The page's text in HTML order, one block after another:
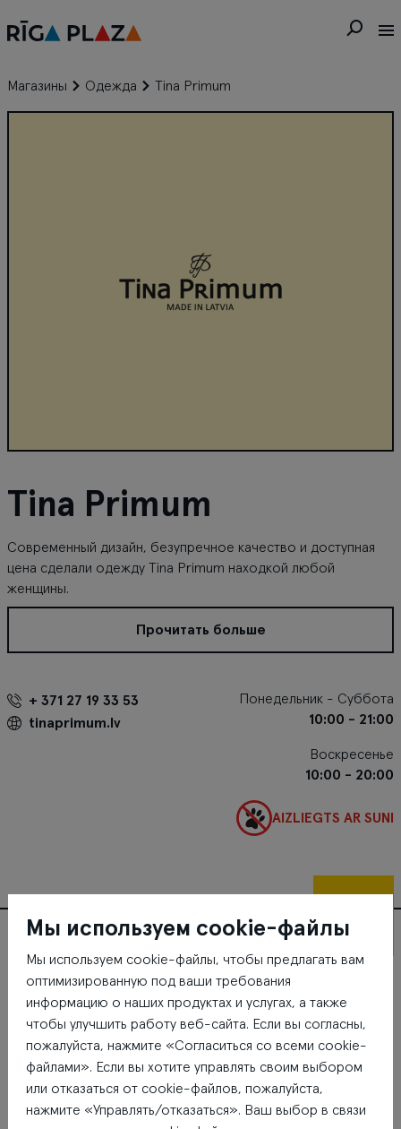
Магазины Одежда Tina Primum
Tina Primum
Современный дизайн, безупречное качество и доступная
цена сделали одежду Tina Primum находкой любой
женщины.
Прочитать больше
+ 371 27 19 33 53
tinaprimum.lv
Понедельник - Суббота
10:00 - 21:00
Воскресенье
10:00 - 20:00
AIZLIEGTS AR SUNI
На 01.
этаже
Где находится Tina Primum
Мы используем cookie-файлы
Мы используем cookie-файлы, чтобы предлагать вам
оптимизированную под ваши требования
информацию о наших продуктах и услугах, а также
чтобы улучшить работу веб-сайта. Если вы согласны,
пожалуйста, нажмите «Согласиться со всеми cookie-
файлами». Если вы хотите управлять своим выбором
или отказаться от cookie-файлов, пожалуйста,
нажмите «Управлять/отказаться». Ваш выбор в связи